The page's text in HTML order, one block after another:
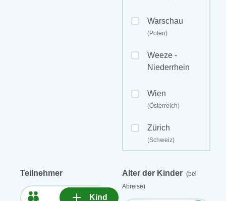
Warschau
(Polen)
Weeze -
Niederrhein
Wien
(Österreich)
Zürich
(Schweiz)
Teilnehmer
Kind
Alter der Kinder (bei
Abreise)